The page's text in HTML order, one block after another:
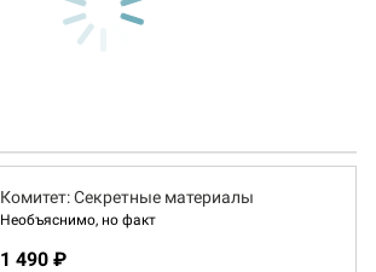
Комитет: Секретные материалы
Необъяснимо, но факт
1 490 ₽